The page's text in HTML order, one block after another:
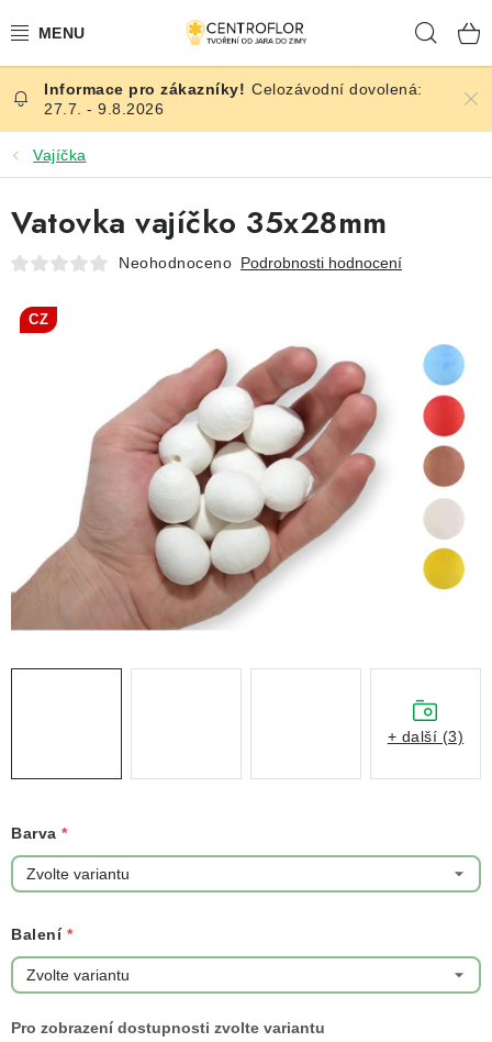
na
SEZÓNNÍ TVOŘENÍ
DŘEVĚNÉ VÝROBKY
PLACKY A MAGNETKY
VŠE PRO TVOŘENÍ
NOVINKY
TIPY NA TVOŘENÍ
Kontaktujte nás
Celozávodní dovolená:
27.7. - 9.8.2026
Vajíčka
Barva
Balení
Vatovka vajíčko 35x28mm
Neohodnoceno Podrobnosti hodnocení
CZ
+ další (3)